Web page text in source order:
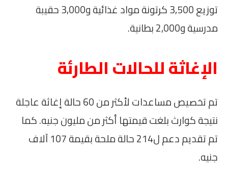
توزيع 3,500 كرتونة مواد غذائية و3,000 حقيبة
مدرسية و2,000 بطانية.
الإغاثة للحالات الطارئة
تم تخصيص مساعدات لأكثر من 60 حالة إغاثة عاجلة
نتيجة كوارث بلغت قيمتها أكثر من مليون جنيه. كما
تم تقديم دعم ل214 حالة ملحة بقيمة 107 آلاف
جنيه.